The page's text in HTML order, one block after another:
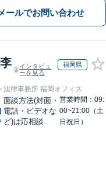
ールでお問い合わせ
インタビュ
ーを見る
福岡県
法律事務所 福岡オフィス
面談方法(対面・
電話・ビデオな
ど)は応相談
営業時間：09:
00~21:00（土
日祝日）